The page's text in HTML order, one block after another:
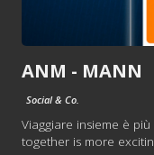
ANM - MANN
Social & Co.
Viaggiare insieme è
together is more